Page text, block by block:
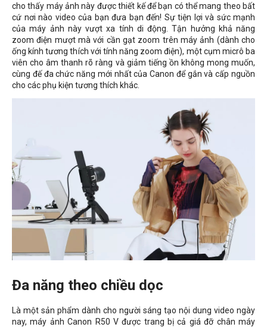
cho thấy máy ảnh này được thiết kế để bạn có thể mang theo bất
cứ nơi nào video của bạn đưa bạn đến! Sự tiện lợi và sức mạnh
của máy ảnh này vượt xa tính di động. Tận hưởng khả năng
zoom điện mượt mà với cần gạt zoom trên máy ảnh (dành cho
ống kính tương thích với tính năng zoom điện), một cụm micrô ba
viên cho âm thanh rõ ràng và giảm tiếng ồn không mong muốn,
cùng đế đa chức năng mới nhất của Canon để gắn và cấp nguồn
cho các phụ kiện tương thích khác.
Đa năng theo chiều dọc
Là một sản phẩm dành cho người sáng tạo nội dung video ngày
nay, máy ảnh Canon R50 V được trang bị cả giá đỡ chân máy